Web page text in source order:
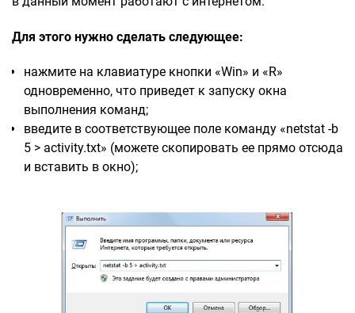
Для этого нужно сделать следующее:
нажмите на клавиатуре кнопки «Win» и «R»
одновременно, что приведет к запуску окна
выполнения команд;
введите в соответствующее поле команду «netstat -b
5 > activity.txt» (можете скопировать ее прямо отсюда
и вставить в окно);